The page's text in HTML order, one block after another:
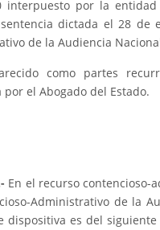
interpuesto por la
dictada el 28 de
de la Audiencia
como partes
el Abogado del Estado.
En el recurso contencioso-
Administrativo de la
dispositiva es del